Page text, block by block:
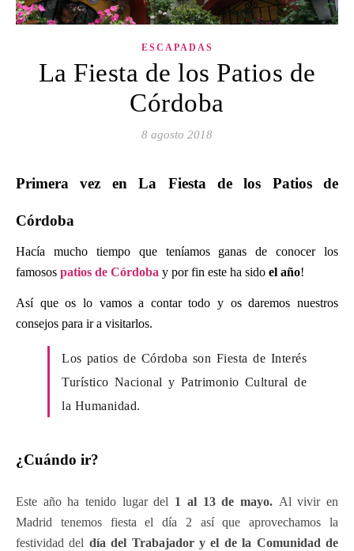
ESCAPADAS
La Fiesta de los Patios de
Córdoba
8 agosto 2018
Primera vez en La Fiesta de los Patios de
Córdoba
Hacía mucho tiempo que teníamos ganas de conocer los
famosos patios de Córdoba y por fin este ha sido el año!
Así que os lo vamos a contar todo y os daremos nuestros
consejos para ir a visitarlos.
Los patios de Córdoba son Fiesta de Interés
Turístico Nacional y Patrimonio Cultural de
la Humanidad.
¿Cuándo ir?
Este año ha tenido lugar del 1 al 13 de mayo.Al vivir en
Madrid tenemos fiesta el día 2 así que aprovechamos la
festividad del día del Trabajador y el de la Comunidad de